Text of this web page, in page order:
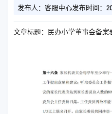
发布人：客服中心发布时间：
文章标题：民办小学董事会备案